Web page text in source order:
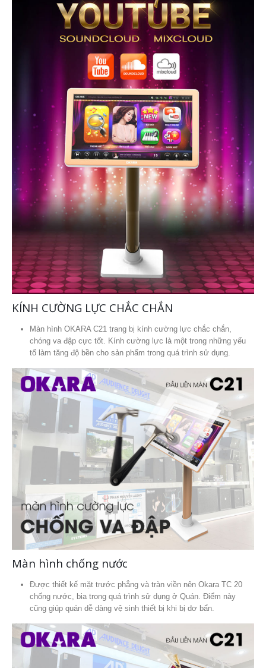
KÍNH CƯỜNG LỰC CHẮC CHẮN
Màn hình OKARA C21 trang bị kính cường lực chắc chắn,
chóng va đập cực tốt. Kính cường lực là một trong những yếu
tố làm tăng độ bền cho sản phẩm trong quá trình sử dụng.
Màn hình chống nước
Được thiết kế mặt trước phẳng và tràn viền nên Okara TC 20
chống nước, bia trong quá trình sử dụng ở Quán. Điểm này
cũng giúp quán dễ dàng vệ sinh thiết bị khi bị dơ bẩn.